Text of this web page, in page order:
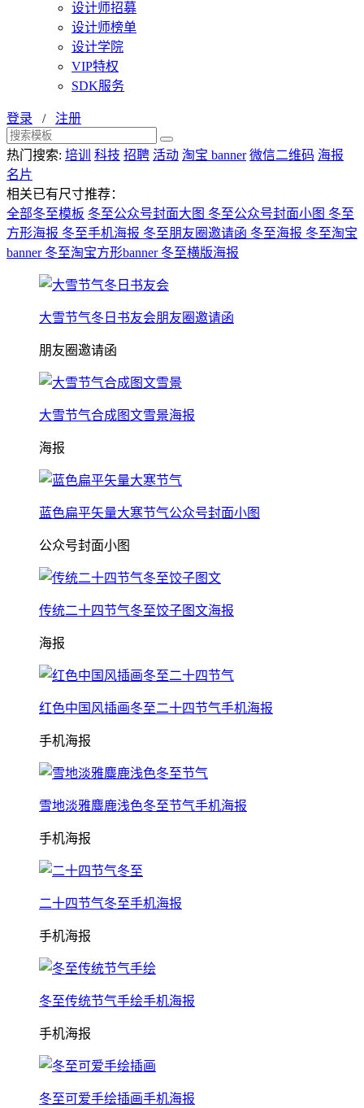
设计师招募
设计师榜单
设计学院
VIP特权
SDK服务
登录 / 注册
热门搜索: 培训 科技 招聘 活动 淘宝 banner 微信二维码 海报
名片
相关已有尺寸推荐：
全部冬至模板 冬至公众号封面大图 冬至公众号封面小图 冬至
方形海报 冬至手机海报 冬至朋友圈邀请函 冬至海报 冬至淘宝
banner 冬至淘宝方形banner 冬至横版海报
大雪节气冬日书友会朋友圈邀请函
朋友圈邀请函
大雪节气合成图文雪景海报
海报
蓝色扁平矢量大寒节气公众号封面小图
公众号封面小图
传统二十四节气冬至饺子图文海报
海报
红色中国风插画冬至二十四节气手机海报
手机海报
雪地淡雅麋鹿浅色冬至节气手机海报
手机海报
二十四节气冬至手机海报
手机海报
冬至传统节气手绘手机海报
手机海报
冬至可爱手绘插画手机海报